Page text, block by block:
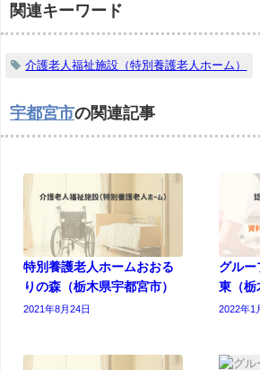
関連キーワード
介護老人福祉施設（特別養護老人ホーム）
宇都宮市の関連記事
特別養護老人ホームおおる
りの森（栃木県宇都宮市）
2021年8月24日
グルー
東（栃
2022年1